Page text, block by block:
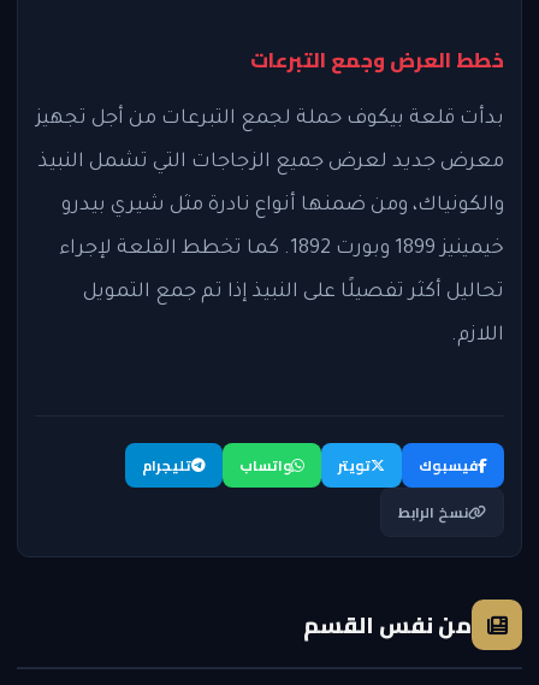
خطط العرض وجمع التبرعات
بدأت قلعة بيكوف حملة لجمع التبرعات من أجل تجهيز
معرض جديد لعرض جميع الزجاجات التي تشمل النبيذ
والكونياك، ومن ضمنها أنواع نادرة مثل شيري بيدرو
خيمينيز 1899 وبورت 1892. كما تخطط القلعة لإجراء
تحاليل أكثر تفصيلًا على النبيذ إذا تم جمع التمويل
اللازم.
فيسبوك تويتر واتساب
تليجرام
نسخ الرابط
من نفس القسم